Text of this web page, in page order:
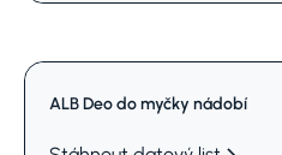
ALB Deo do myčky nádobí